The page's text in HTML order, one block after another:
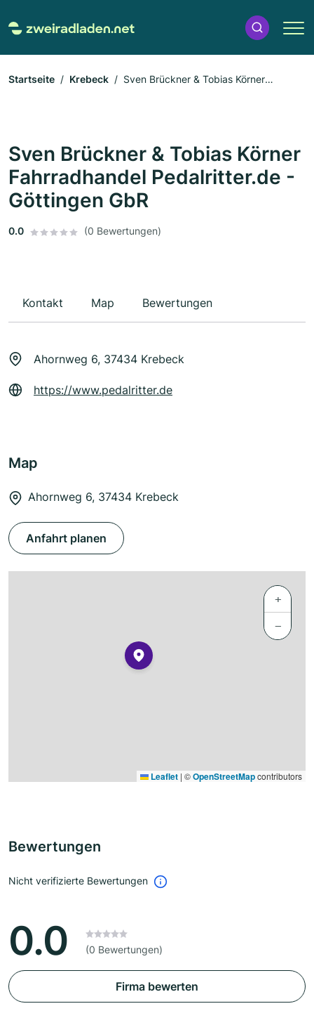
Startseite Krebeck
Sven Brückner & Tobias Körner
Sven Brückner & Tobias Körner
Fahrradhandel Pedalritter.de -
Göttingen GbR
0.0 (0 Bewertungen)
Kontakt Map Bewertungen
Ahornweg 6, 37434 Krebeck
https://www.pedalritter.de
Map
Ahornweg 6, 37434 Krebeck
Anfahrt planen
+
−
Leaflet | ©OpenStreetMapcontributors
Bewertungen
Nicht verifizierte Bewertungen
0.0 (0 Bewertungen)
Firma bewerten